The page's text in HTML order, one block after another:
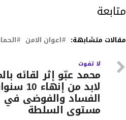
متابعة
مقالات متشابهة: اعوان الامن
لا تفوت
محمد عبّو إثر لقائه
لابد من
الفساد والفوضى في
مستوى السلطة